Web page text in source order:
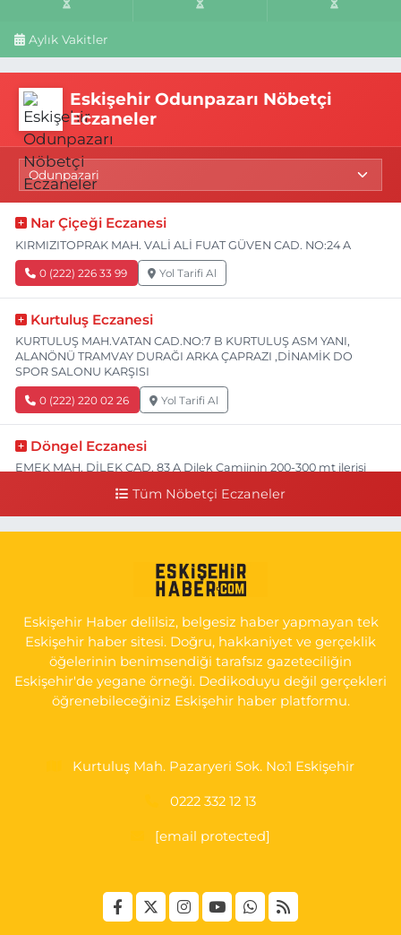
Aylık Vakitler
Eskişehir Odunpazarı Nöbetçi
Eczaneler
Nar Çiçeği Eczanesi
KIRMIZITOPRAK MAH. VALİ ALİ FUAT GÜVEN CAD. NO:24 A
0 (222) 226 33 99 Yol Tarifi Al
Kurtuluş Eczanesi
KURTULUŞ MAH.VATAN CAD.NO:7 B KURTULUŞ ASM YANI,
ALANÖNÜ TRAMVAY DURAĞI ARKA ÇAPRAZI ,DİNAMİK DO
SPOR SALONU KARŞISI
0 (222) 220 02 26 Yol Tarifi Al
Döngel Eczanesi
EMEK MAH. DİLEK CAD. 83 A Dilek Camiinin 200-300 mt ilerisi
İSTİKLAL MAH. ŞAİR FUZULİ CAD. NO:35 A HAVA HASTANESİ
KARŞI KÖŞESİ ŞAİR FUZULİ AİLE SAĞLIĞI MERKEZİ KARŞISI
0 (222) 230 11 31 Yol Tarifi Al
Tüm Nöbetçi Eczaneler
Eskişehir Haber delilsiz, belgesiz haber yapmayan tek
Eskişehir haber sitesi. Doğru, hakkaniyet ve gerçeklik
öğelerinin benimsendiği tarafsız gazeteciliğin
Eskişehir'de yegane örneği. Dedikoduyu değil gerçekleri
öğrenebileceğiniz Eskişehir haber platformu.
Kurtuluş Mah. Pazaryeri Sok. No:1 Eskişehir
0222 332 12 13
[email protected]